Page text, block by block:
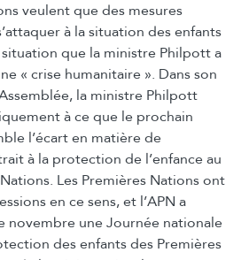
veulent que des mesures
à la situation des enfants
que la ministre Philpott a
« crise humanitaire ». Dans son
la ministre Philpott
à ce que le prochain
l’écart en matière de
à la protection de l’enfance au
Les Premières Nations ont
en ce sens, et l’APN a
novembre une Journée nationale
des enfants des Premières